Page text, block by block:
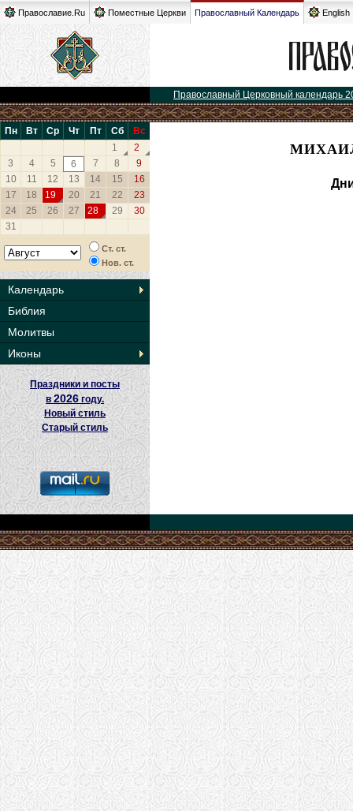
Православие.Ru Поместные Церкви Православный Календарь English
Православный Церковный календарь
Пн Вт Ср Чт Пт Сб
Вс
1
2
3
4 5 6 7 8
9
10
11 12 13 14 15
16
17
18 19 20 21 22
23
24
25 26 27 28 29
30
31
Ст. ст.
Нов. ст.
Календарь
Библия
Молитвы
Иконы
Праздники и посты
в2026 году.
Новый стиль
Старый стиль